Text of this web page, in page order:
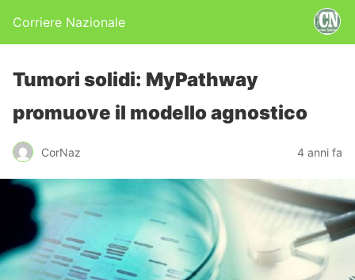
Corriere Nazionale
Tumori solidi: MyPathway
promuove il modello agnostico
CorNaz 4 anni fa